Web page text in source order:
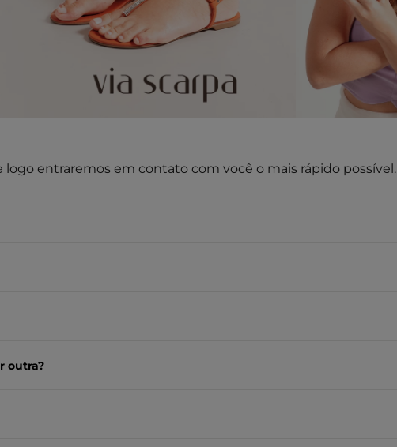
entraremos em contato com você o mais rápido possível.
outra?